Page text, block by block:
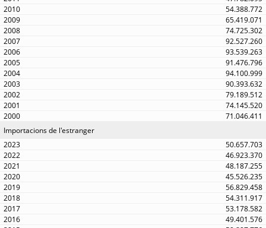
54.388.772
65.419.071
74.725.302
92.527.260
93.539.263
91.476.796
94.100.999
90.393.632
79.189.512
74.145.520
71.046.411
Importacions de l'estranger
50.657.703
46.923.370
48.187.255
45.526.235
56.829.458
54.311.917
53.178.582
49.401.576